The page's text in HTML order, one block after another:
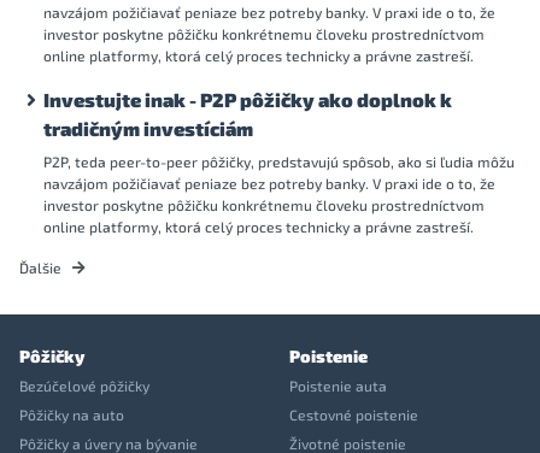
navzájom požičiavať peniaze bez potreby banky. V praxi ide o to, že
investor poskytne pôžičku konkrétnemu človeku prostredníctvom
online platformy, ktorá celý proces technicky a právne zastreší.
Investujte inak - P2P pôžičky ako doplnok k
tradičným investíciám
P2P, teda peer-to-peer pôžičky, predstavujú spôsob, ako si ľudia môžu
navzájom požičiavať peniaze bez potreby banky. V praxi ide o to, že
investor poskytne pôžičku konkrétnemu človeku prostredníctvom
online platformy, ktorá celý proces technicky a právne zastreší.
Ďalšie
Pôžičky
Bezúčelové pôžičky
Pôžičky na auto
Pôžičky a úvery na bývanie
Poistenie
Poistenie auta
Cestovné poistenie
Životné poistenie